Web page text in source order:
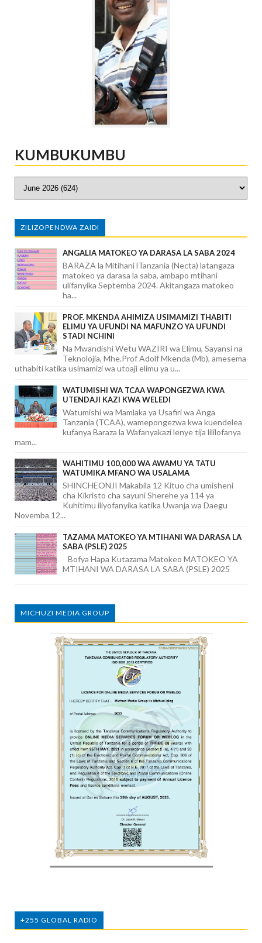
KUMBUKUMBU
ZILIZOPENDWA ZAIDI
ANGALIA MATOKEO YA DARASA LA SABA 2024
BARAZA la Mitihani lTanzania (Necta) latangaza
matokeo ya darasa la saba, ambapo mtihani
ulifanyika Septemba 2024. Akitangaza matokeo
ha...
PROF. MKENDA AHIMIZA USIMAMIZI THABITI
ELIMU YA UFUNDI NA MAFUNZO YA UFUNDI
STADI NCHINI
Na Mwandishi Wetu WAZIRI wa Elimu, Sayansi na
Teknolojia, Mhe.Prof Adolf Mkenda (Mb), amesema
uthabiti katika usimamizi wa utoaji elimu ya u...
WATUMISHI WA TCAA WAPONGEZWA KWA
UTENDAJI KAZI KWA WELEDI
Watumishi wa Mamlaka ya Usafiri wa Anga
Tanzania (TCAA), wamepongezwa kwa kuendelea
kufanya Baraza la Wafanyakazi lenye tija lililofanya
mam...
WAHITIMU 100,000 WA AWAMU YA TATU
WATUMIKA MFANO WA USALAMA
SHINCHEONJI Makabila 12 Kituo cha umisheni
cha Kikristo cha sayuni Sherehe ya 114 ya
Kuhitimu iliyofanyika katika Uwanja wa Daegu
Novemba 12...
TAZAMA MATOKEO YA MTIHANI WA DARASA LA
SABA (PSLE) 2025
Bofya Hapa Kutazama Matokeo MATOKEO YA
MTIHANI WA DARASA LA SABA (PSLE) 2025
MICHUZI MEDIA GROUP
+255 GLOBAL RADIO